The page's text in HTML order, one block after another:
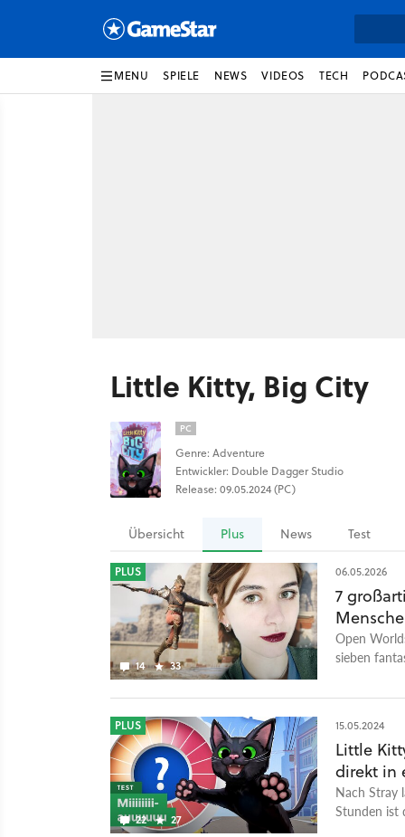
MENU SPIELE NEWS VIDEOS TECH
Little Kitty, Big City
PC
Genre: Adventure
Entwickler: Double Dagger Studio
Release: 09.05.2024 (PC)
Übersicht Plus News Test
14 33
PLUS 06.05.2026
7
Open
sieben
22 27
PLUS 15.05.2024
Little
direkt in
Nach Stray
Stunden ist